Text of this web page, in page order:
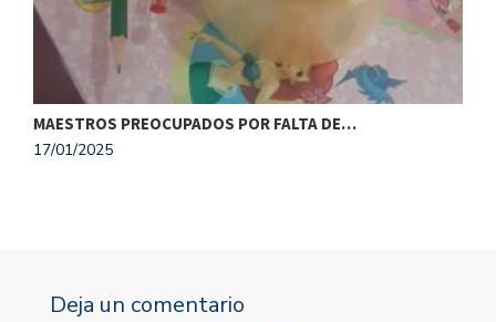
MAESTROS PREOCUPADOS POR FALTA DE…
17/01/2025
Deja un comentario